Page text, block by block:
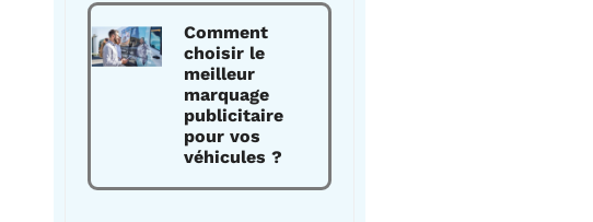
Comment
choisir le
meilleur
marquage
publicitaire
pour vos
véhicules ?